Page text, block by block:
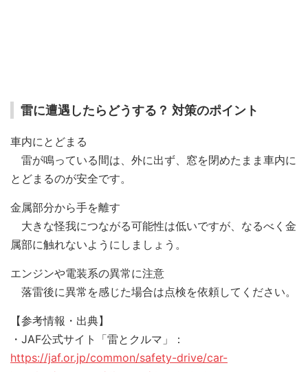
雷に遭遇したらどうする？ 対策のポイント
車内にとどまる
雷が鳴っている間は、外に出ず、窓を閉めたまま車内に
とどまるのが安全です。
金属部分から手を離す
大きな怪我につながる可能性は低いですが、なるべく金
属部に触れないようにしましょう。
エンジンや電装系の異常に注意
落雷後に異常を感じた場合は点検を依頼してください。
【参考情報・出典】
・JAF公式サイト「雷とクルマ」：
https://jaf.or.jp/common/safety-drive/car-